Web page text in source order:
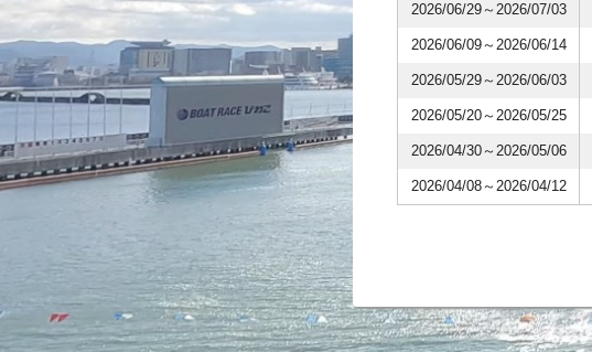
2026/06/29～2026/07/03
2026/06/09～2026/06/14
2026/05/29～2026/06/03
2026/05/20～2026/05/25
2026/04/30～2026/05/06
2026/04/08～2026/04/12